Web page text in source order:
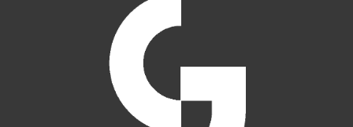
FOLDER PRÄGEBOARD
FLYER RILLENPRÄGUNGEN
PRODUKTVERZEICHNIS
PRODUKTVERZEICHNIS
TECHNISCHE INFOS
DATENBLÄTTER ALPINEBOARD